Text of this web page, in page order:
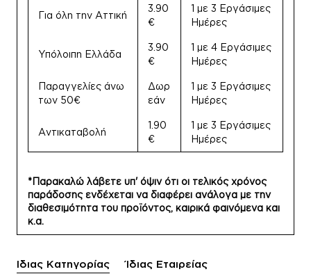
Για όλη την Αττική
3.90
€
1 με 3 Εργάσιμες
Ημέρες
Υπόλοιπη Ελλάδα
3.90
€
1 με 4 Εργάσιμες
Ημέρες
Παραγγελίες άνω
των 50€
Δωρ
εάν
1 με 3 Εργάσιμες
Ημέρες
Αντικαταβολή
1.90
€
1 με 3 Εργάσιμες
Ημέρες
*Παρακαλώ λάβετε υπ' όψιν ότι οι τελικός χρόνος
παράδοσης ενδέχεται να διαφέρει ανάλογα με την
διαθεσιμότητα του προϊόντος, καιρικά φαινόμενα και
κ.α.
Ίδιας Κατηγορίας Ίδιας Εταιρείας